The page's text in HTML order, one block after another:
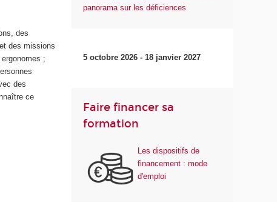
des
des missions
;
des
ce
panorama sur les déficiences
5 octobre 2026 - 18 janvier 2027
Faire financer sa
formation
Les dispositifs de
financement : mode
d'emploi